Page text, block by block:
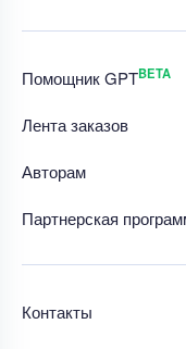
Помощник GPTBETA
Лента заказов
Авторам
Партнерская
Контакты